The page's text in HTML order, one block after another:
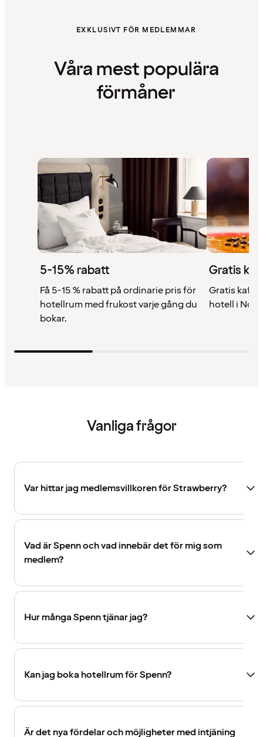
EXKLUSIVT FÖR MEDLEMMAR
Våra mest populära
förmåner
5-15% rabatt
Få 5-15 % rabatt på ordinarie pris för
hotellrum med frukost varje gång du
bokar.
Gratis
Gratis kaffe
hotell i
Vanliga frågor
Var hittar jag medlemsvillkoren för Strawberry?
Vad är Spenn och vad innebär det för mig som
medlem?
Hur många Spenn tjänar jag?
Kan jag boka hotellrum för Spenn?
Är det nya fördelar och möjligheter med intjäning